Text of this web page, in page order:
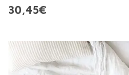
30,45€